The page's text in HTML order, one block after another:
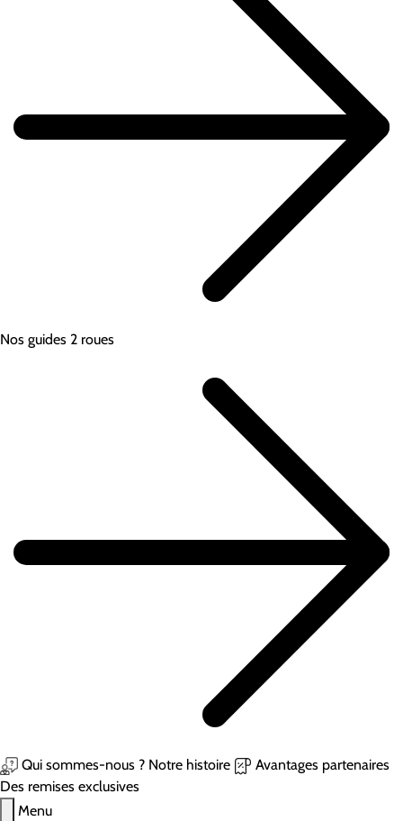
Nos guides 2 roues
Qui sommes-nous ? Notre histoire
Avantages partenaires
Des remises exclusives
Menu